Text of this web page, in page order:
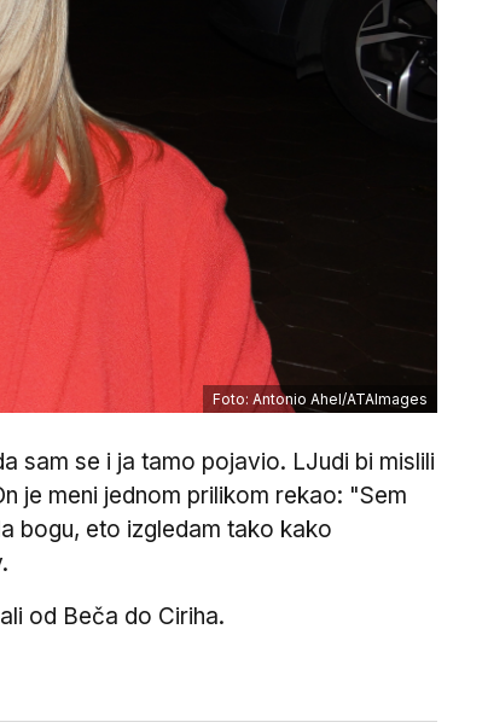
Foto: Antonio Ahel/ATAImages
sam se i ja tamo pojavio. LJudi bi mislili
je meni jednom prilikom rekao: "Sem
bogu, eto izgledam tako kako
od Beča do Ciriha.